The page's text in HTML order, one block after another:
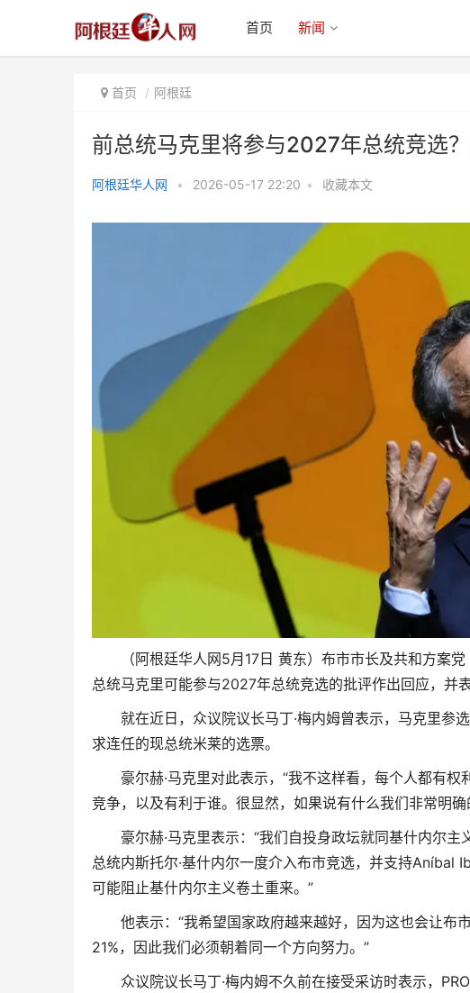
首页 新闻
首页 阿根廷
前总统马克里将参与2027年总统竞选
阿根廷华人网 • 2026-05-17 22:20 • 收藏本文
（阿根廷华人网5月17日 黄东）布市市长及共和方案
总统马克里可能参与2027年总统竞选的批评作出回应，并
就在近日，众议院议长马丁·梅内姆曾表示，马克里参
求连任的现总统米莱的选票。
豪尔赫·马克里对此表示，“我不这样看，每个人都有
竞争，以及有利于谁。很显然，如果说有什么我们非常明
豪尔赫·马克里表示：“我们自投身政坛就同基什内尔
总统内斯托尔·基什内尔一度介入布市竞选，并支持Aníbal
可能阻止基什内尔主义卷土重来。”
他表示：“我希望国家政府越来越好，因为这也会让布
21%，因此我们必须朝着同一个方向努力。”
众议院议长马丁·梅内姆不久前在接受采访时表示，